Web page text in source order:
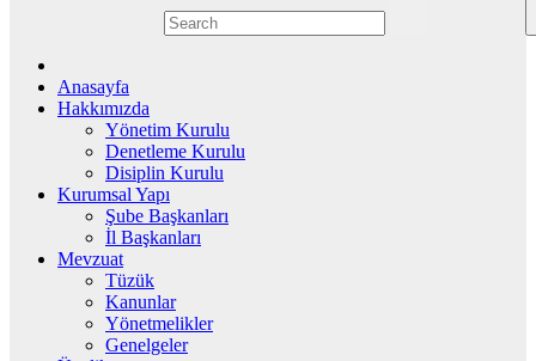
Anasayfa
Hakkımızda
Yönetim Kurulu
Denetleme Kurulu
Disiplin Kurulu
Kurumsal Yapı
Şube Başkanları
İl Başkanları
Mevzuat
Tüzük
Kanunlar
Yönetmelikler
Genelgeler